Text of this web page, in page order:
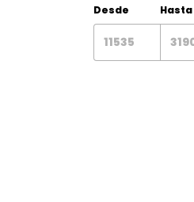
Desde
Hasta